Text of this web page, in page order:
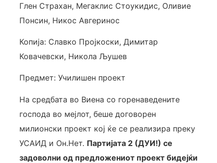
Глен Страхан, Мегаклис Стоукидис, Оливие
Понсин, Никос Авгеринос
Копија: Славко Пројкоски, Димитар
Ковачевски, Никола Љушев
Предмет: Училишен проект
На средбата во Виена со горенаведените
господа во мејлот, беше договорен
милионски проект кој ќе се реализира преку
УСАИД и Он.Нет. Партијата 2 (ДУИ!) се
задоволни од предложениот проект бидејќи